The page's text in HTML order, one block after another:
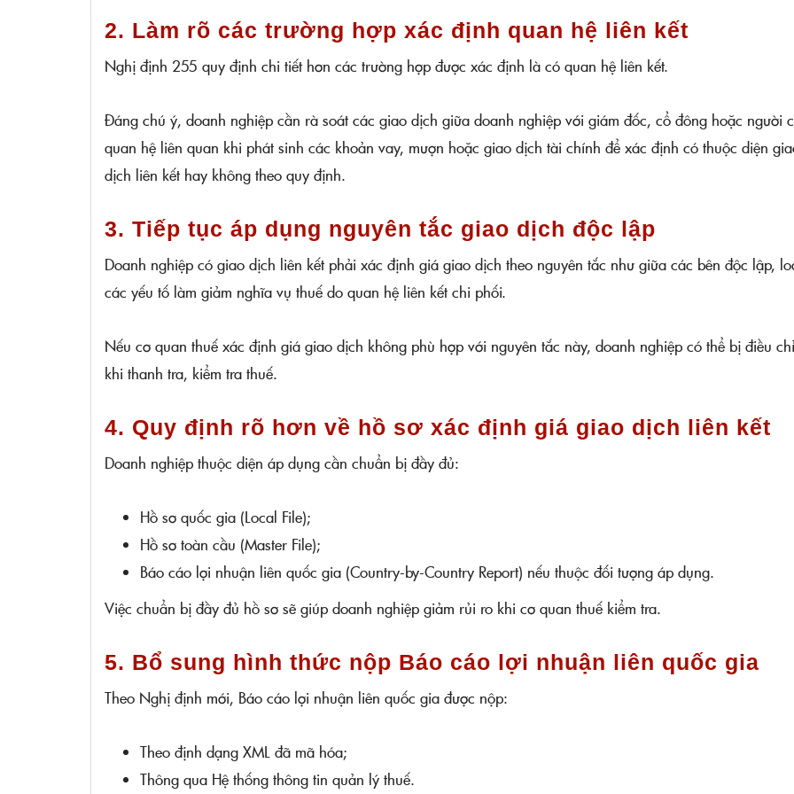
2. Làm rõ các trường hợp xác định quan hệ liên kết
Nghị định 255 quy định chi tiết hơn các trường hợp được xác định là có quan hệ liên kết.
Đáng chú ý, doanh nghiệp cần rà soát các giao dịch giữa doanh nghiệp với giám đốc, cổ đông hoặc người
quan hệ liên quan khi phát sinh các khoản vay, mượn hoặc giao dịch tài chính để xác định có thuộc diện
dịch liên kết hay không theo quy định.
3. Tiếp tục áp dụng nguyên tắc giao dịch độc lập
Doanh nghiệp có giao dịch liên kết phải xác định giá giao dịch theo nguyên tắc như giữa các bên độc lập,
các yếu tố làm giảm nghĩa vụ thuế do quan hệ liên kết chi phối.
Nếu cơ quan thuế xác định giá giao dịch không phù hợp với nguyên tắc này, doanh nghiệp có thể bị điều
khi thanh tra, kiểm tra thuế.
4. Quy định rõ hơn về hồ sơ xác định giá giao dịch liên kết
Doanh nghiệp thuộc diện áp dụng cần chuẩn bị đầy đủ:
Hồ sơ quốc gia (Local File);
Hồ sơ toàn cầu (Master File);
Báo cáo lợi nhuận liên quốc gia (Country-by-Country Report) nếu thuộc đối tượng áp dụng.
Việc chuẩn bị đầy đủ hồ sơ sẽ giúp doanh nghiệp giảm rủi ro khi cơ quan thuế kiểm tra.
5. Bổ sung hình thức nộp Báo cáo lợi nhuận liên quốc gia
Theo Nghị định mới, Báo cáo lợi nhuận liên quốc gia được nộp:
Theo định dạng XML đã mã hóa;
Thông qua Hệ thống thông tin quản lý thuế.